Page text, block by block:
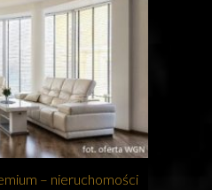
– nieruchomości